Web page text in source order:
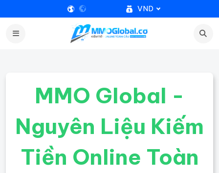
VND
MMO Global -
Nguyên Liệu Kiếm
Tiền Online Toàn